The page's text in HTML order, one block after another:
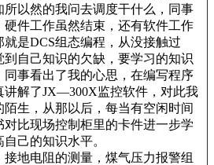
所以然的我问去调度干什么，同事
硬件工作虽然结束，还有软件工作
就是DCS组态编程，从没接触过
到自己知识的欠缺，要学习的知识
同事看出了我的心思，在编写程序
讲解了JX—300X监控软件，对此我
陌生，从那以后，每当有空闲时间
对比现场控制柜里的卡件进一步学
己的知识水平。
地电阻的测量，煤气压力报警组